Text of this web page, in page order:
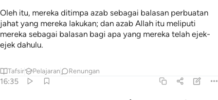
Oleh itu, mereka ditimpa azab sebagai balasan perbuatan
jahat yang mereka lakukan; dan azab Allah itu meliputi
mereka sebagai balasan bagi apa yang mereka telah ejek-
ejek dahulu.
Tafsir Pelajaran Renungan
16:35